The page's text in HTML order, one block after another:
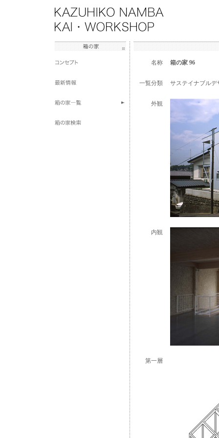
名称 箱の家 96
一覧分類 サステイナブルデ
外観
内観
第一層